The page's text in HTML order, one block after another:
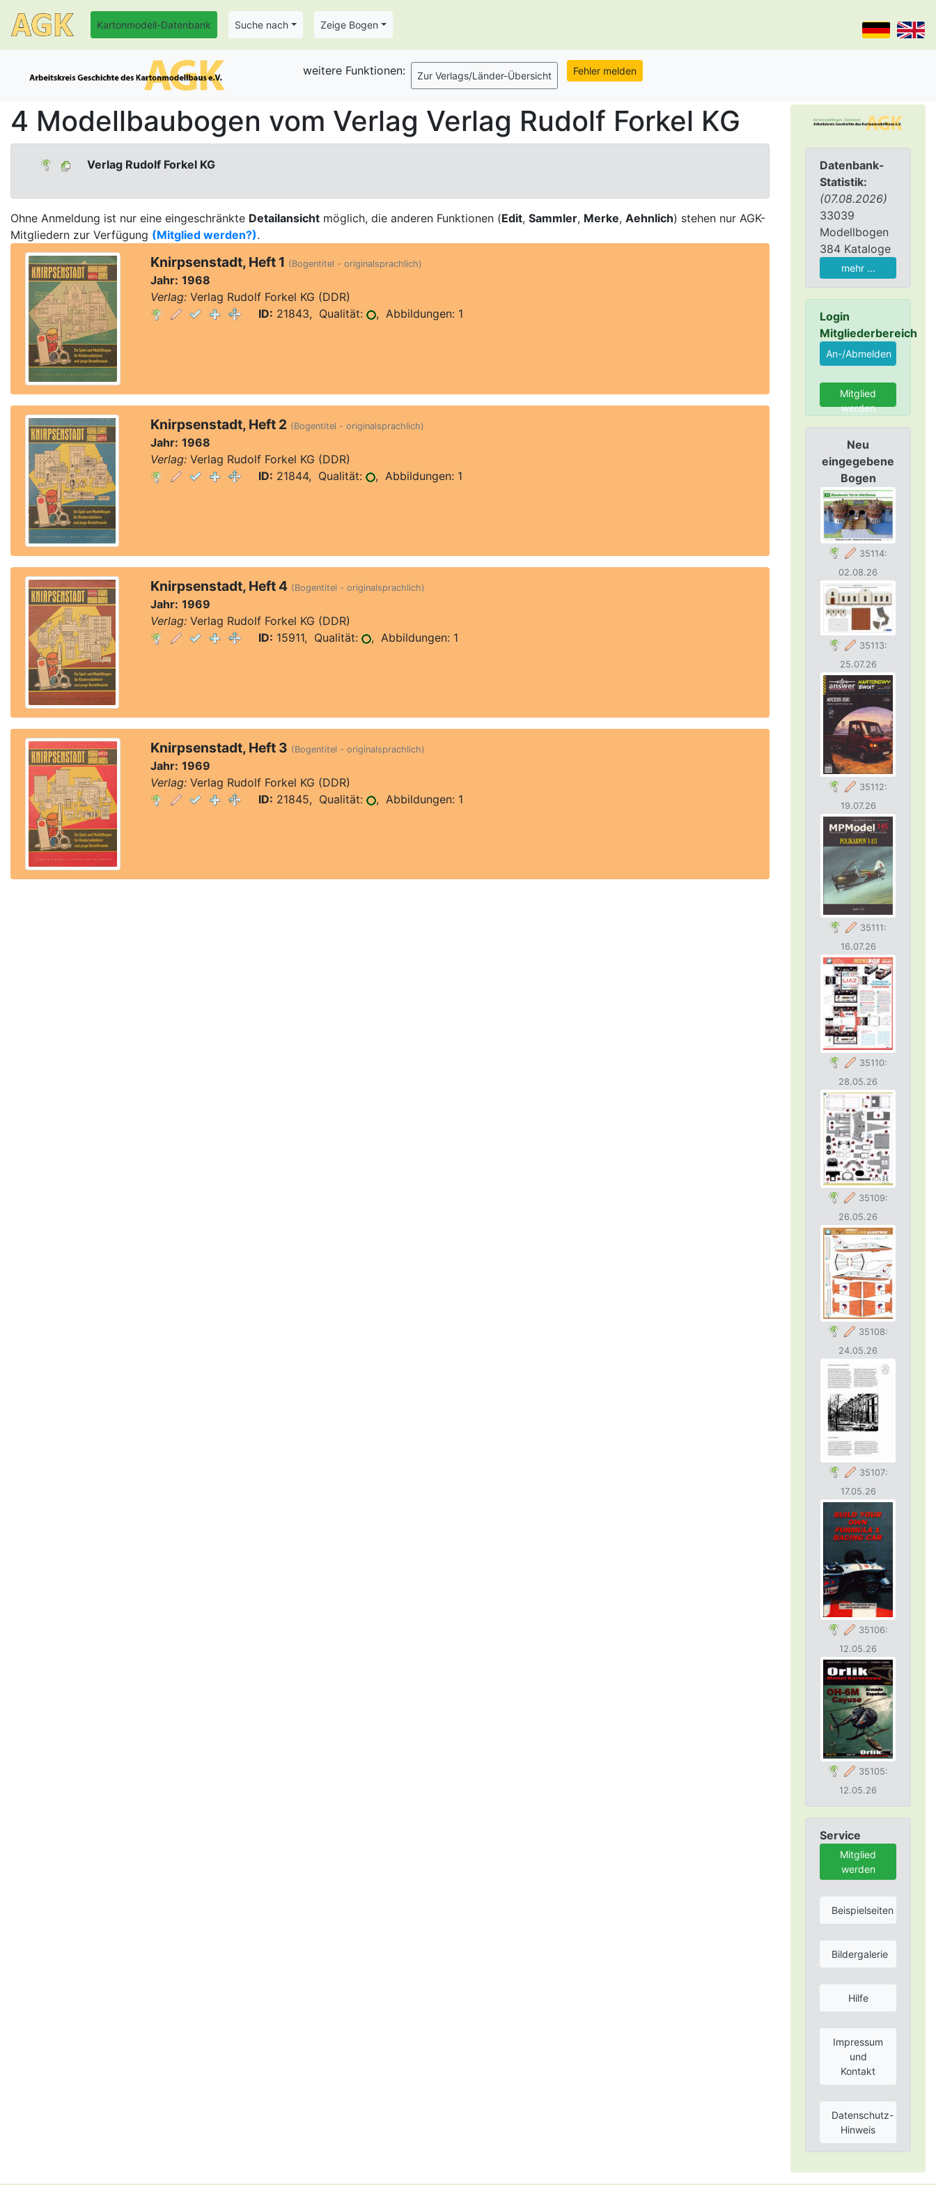
Kartonmodell-Datenbank Suche nach Zeige Bogen
Datenbank-
Statistik:
(07.08.2026)
33039
Modellbogen
384 Kataloge
mehr ...
Login
Mitgliederbereich
Mitglied
werden
Neu
eingegebene
Bogen
35114:
02.08.26
35113:
25.07.26
35112:
19.07.26
35111:
16.07.26
35110:
28.05.26
35109:
26.05.26
35108:
24.05.26
35107:
17.05.26
35106:
12.05.26
35105:
12.05.26
Service
Mitglied
werden
Beispielseiten
Bildergalerie
Hilfe
Impressum
und
Kontakt
Datenschutz-
Hinweis
weitere Funktionen:
4 Modellbaubogen vom Verlag Verlag Rudolf Forkel KG
Verlag Rudolf Forkel KG
Ohne Anmeldung ist nur eine eingeschränkte Detailansicht möglich, die anderen Funktionen (Edit, Sammler, Merke, Aehnlich) stehen nur AGK-
Mitgliedern zur Verfügung (Mitglied werden?).
Knirpsenstadt, Heft 1 (Bogentitel - originalsprachlich)
Jahr: 1968
Verlag:Verlag Rudolf Forkel KG (DDR)
ID: 21843, Qualität: , Abbildungen: 1
Knirpsenstadt, Heft 2 (Bogentitel - originalsprachlich)
Jahr: 1968
Verlag:Verlag Rudolf Forkel KG (DDR)
ID: 21844, Qualität: , Abbildungen: 1
Knirpsenstadt, Heft 4 (Bogentitel - originalsprachlich)
Jahr: 1969
Verlag:Verlag Rudolf Forkel KG (DDR)
ID: 15911, Qualität: , Abbildungen: 1
Knirpsenstadt, Heft 3 (Bogentitel - originalsprachlich)
Jahr: 1969
Verlag:Verlag Rudolf Forkel KG (DDR)
ID: 21845, Qualität: , Abbildungen: 1